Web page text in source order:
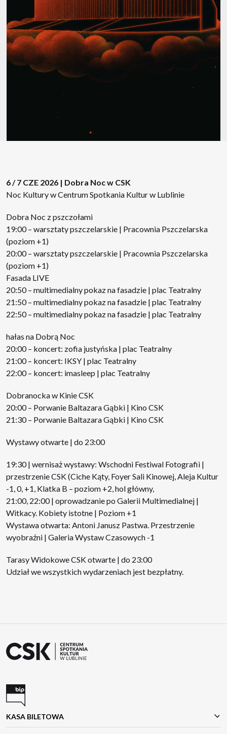
6 / 7 CZE 2026 | Dobra Noc w CSK
Noc Kultury w Centrum Spotkania Kultur w Lublinie
Dobra Noc z pszczołami
19:00 – warsztaty pszczelarskie | Pracownia Pszczelarska
(poziom +1)
20:00 – warsztaty pszczelarskie | Pracownia Pszczelarska
(poziom +1)
Fasada LIVE
20:50 – multimedialny pokaz na fasadzie | plac Teatralny
21:50 – multimedialny pokaz na fasadzie | plac Teatralny
22:50 – multimedialny pokaz na fasadzie | plac Teatralny
hałas na Dobrą Noc
20:00 – koncert: zofia justyńska | plac Teatralny
21:00 – koncert: IKSY | plac Teatralny
22:00 – koncert: imasleep | plac Teatralny
Dobranocka w Kinie CSK
20:00 – Porwanie Baltazara Gąbki | Kino CSK
21:30 – Porwanie Baltazara Gąbki | Kino CSK
Wystawy otwarte | do 23:00
19:30 | wernisaż wystawy: Wschodni Festiwal Fotografii |
przestrzenie CSK (Ciche Kąty, Foyer Sali Kinowej, Aleja Kultur
-1, 0, +1, Klatka B – poziom +2, hol główny,
21:00, 22:00 | oprowadzanie po Galerii Multimedialnej |
Witkacy. Kobiety istotne | Poziom +1
Wystawa otwarta: Antoni Janusz Pastwa. Przestrzenie
wyobraźni | Galeria Wystaw Czasowych -1
Tarasy Widokowe CSK otwarte | do 23:00
Udział we wszystkich wydarzeniach jest bezpłatny.
KASA BILETOWA